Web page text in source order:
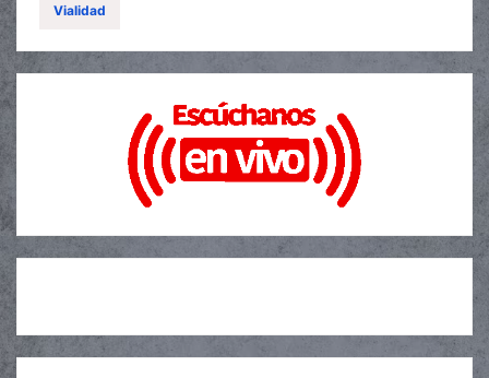
Vialidad